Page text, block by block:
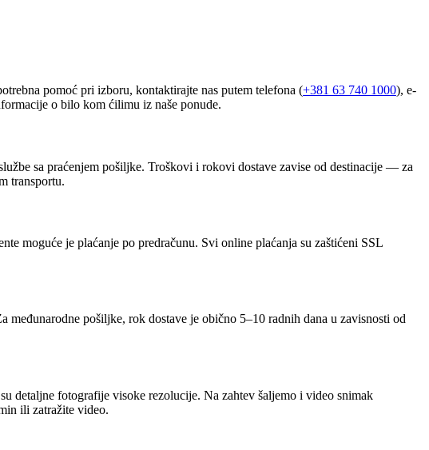
pomoć pri izboru, kontaktirajte nas putem telefona (+381 63 740 1000), e-
o bilo kom ćilimu iz naše ponude.
sa praćenjem pošiljke. Troškovi i rokovi dostave zavise od destinacije — za
transportu.
moguće je plaćanje po predračunu. Svi online plaćanja su zaštićeni SSL
međunarodne pošiljke, rok dostave je obično 5–10 radnih dana u zavisnosti od
detaljne fotografije visoke rezolucije. Na zahtev šaljemo i video snimak
ili zatražite video.